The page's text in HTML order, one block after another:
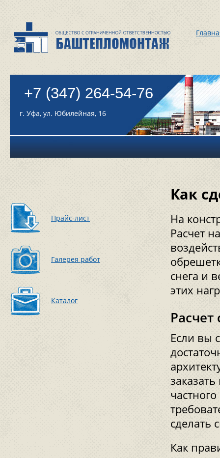
+7 (347) 264-54-76
г. Уфа, ул. Юбилейная, 16
Прайс-лист
Галерея работ
Каталог
Как
На
Расчет
снега и
этих
Расчет
Если вы
сделать
Как